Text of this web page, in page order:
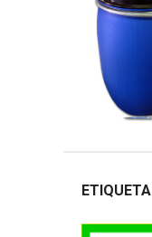
ETIQUETA